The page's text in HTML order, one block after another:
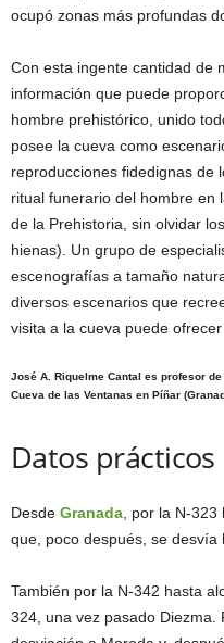
ocupó zonas más profundas
Con esta ingente cantidad de
información que puede
hombre prehistórico, unido
posee la cueva como
reproducciones fidedignas de
ritual funerario del hombre en
de la Prehistoria, sin olvidar
hienas). Un grupo de
escenografías a tamaño
diversos escenarios que
visita a la cueva puede
José A. Riquelme Cantal es profesor
Cueva de las Ventanas en Píñar
Datos prácticos
Desde Granada, por la N-323
que, poco después, se desvía
También por la N-342 hasta
324, una vez pasado Diezma.